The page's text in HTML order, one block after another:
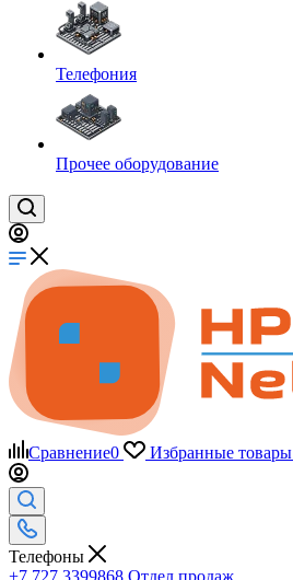
Телефония
Прочее оборудование
Сравнение0 Избранные товары
Телефоны
+7 727 3399868 Отдел продаж